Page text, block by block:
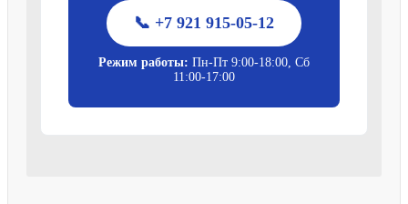
📞 +7 921 915-05-12
Режим работы: Пн-Пт 9:00-18:00, Сб
11:00-17:00